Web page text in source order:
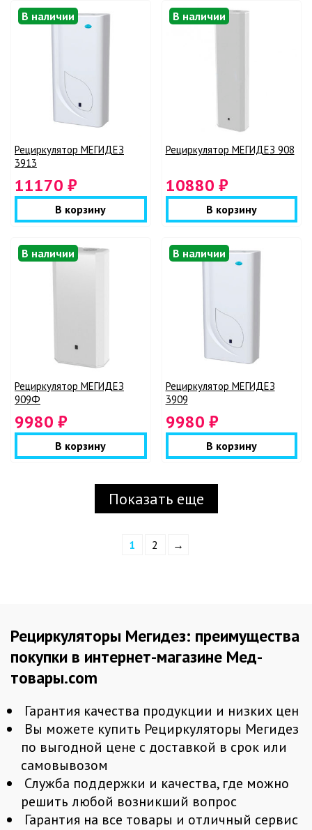
В наличии
Рециркулятор МЕГИДЕЗ
3913
11170 ₽
В корзину
В наличии
Рециркулятор МЕГИДЕЗ 908
10880 ₽
В корзину
В наличии
Рециркулятор МЕГИДЕЗ
909Ф
9980 ₽
В корзину
В наличии
Рециркулятор МЕГИДЕЗ
3909
9980 ₽
В корзину
Показать еще
1 2 →
Рециркуляторы Мегидез: преимущества
покупки в интернет-магазине Мед-
товары.com
Гарантия качества продукции и низких цен
Вы можете купить Рециркуляторы Мегидез
по выгодной цене с доставкой в срок или
самовывозом
Служба поддержки и качества, где можно
решить любой возникший вопрос
Гарантия на все товары и отличный сервис